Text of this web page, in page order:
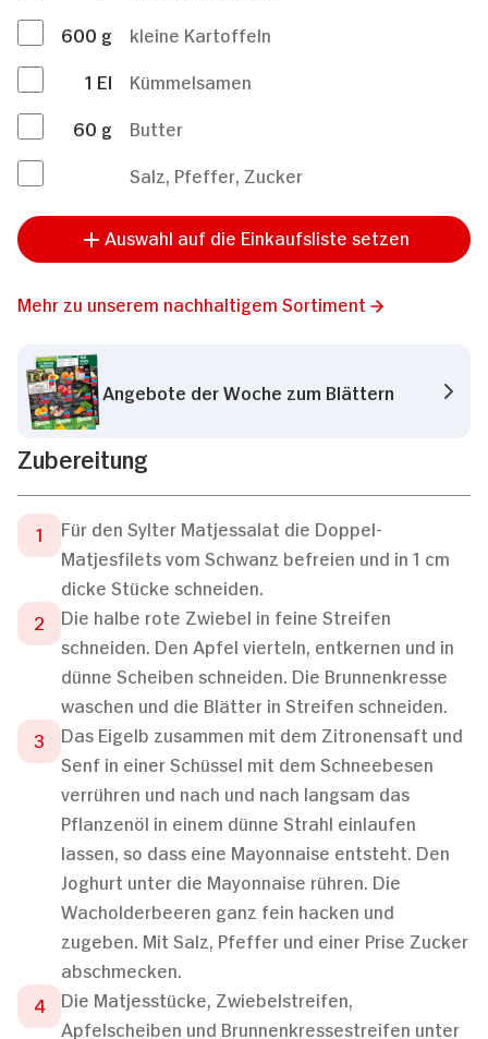
600 g
kleine Kartoffeln
1 El
Kümmelsamen
60 g
Butter
Salz, Pfeffer, Zucker
Auswahl auf die Einkaufsliste setzen
Mehr zu unserem nachhaltigem Sortiment
Angebote der Woche zum Blättern
Zubereitung
Für den Sylter Matjessalat die Doppel-
Matjesfilets vom Schwanz befreien und in 1 cm
dicke Stücke schneiden.
Die halbe rote Zwiebel in feine Streifen
schneiden. Den Apfel vierteln, entkernen und in
dünne Scheiben schneiden. Die Brunnenkresse
waschen und die Blätter in Streifen schneiden.
Das Eigelb zusammen mit dem Zitronensaft und
Senf in einer Schüssel mit dem Schneebesen
verrühren und nach und nach langsam das
Pflanzenöl in einem dünne Strahl einlaufen
lassen, so dass eine Mayonnaise entsteht. Den
Joghurt unter die Mayonnaise rühren. Die
Wacholderbeeren ganz fein hacken und
zugeben. Mit Salz, Pfeffer und einer Prise Zucker
abschmecken.
Die Matjesstücke, Zwiebelstreifen,
Apfelscheiben und Brunnenkressestreifen unter